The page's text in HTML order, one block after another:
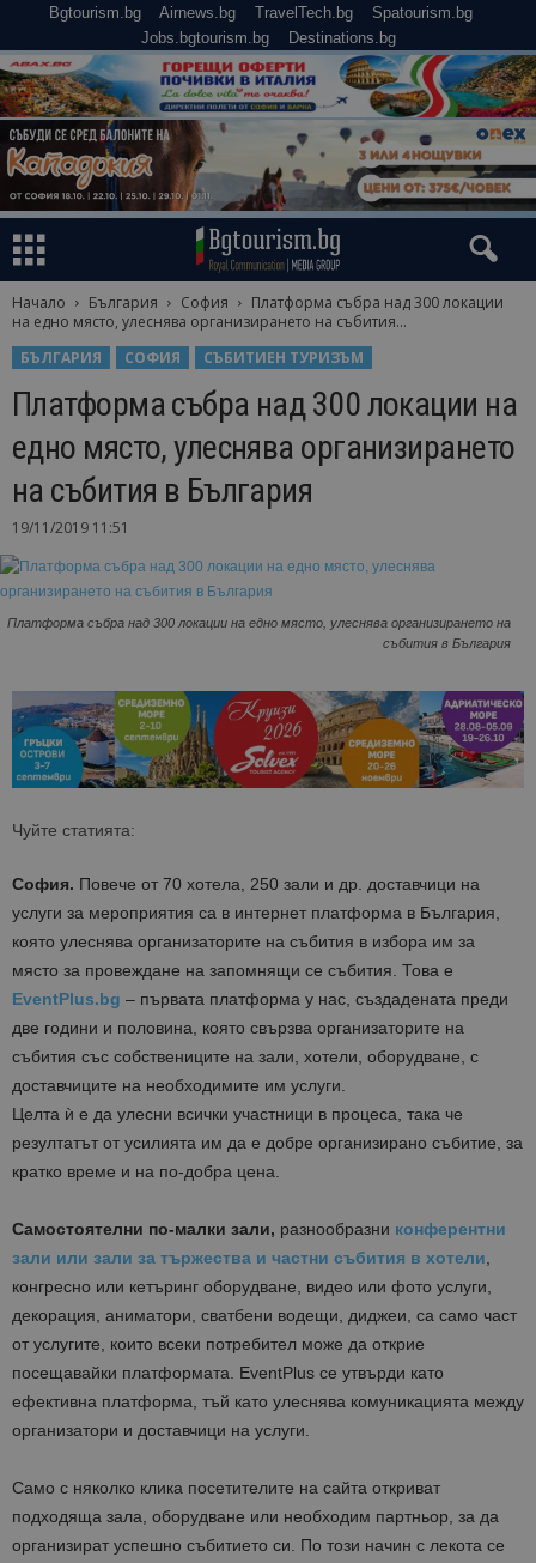
Bgtourism.bg Airnews.bg TravelTech.bg
Spatourism.bg
Jobs.bgtourism.bg
Destinations.bg
Начало България София
Платформа събра над 300 локации
на едно място, улеснява организирането на събития...
БЪЛГАРИЯ
СОФИЯ СЪБИТИЕН ТУРИЗЪМ
Платформа събра над 300 локации на
едно място, улеснява организирането
на събития в България
19/11/2019 11:51
Платформа събра над 300 локации на едно място, улеснява организирането на
събития в България
Чуйте статията:
София. Повече от 70 хотела, 250 зали и др. доставчици на
услуги за мероприятия са в интернет платформа в България,
която улеснява организаторите на събития в избора им за
място за провеждане на запомнящи се събития. Това е
EventPlus.bg – първата платформа у нас, създадената преди
две години и половина, която свързва организаторите на
събития със собствениците на зали, хотели, оборудване, с
доставчиците на необходимите им услуги.
Целта ѝ е да улесни всички участници в процеса, така че
резултатът от усилията им да е добре организирано събитие, за
кратко време и на по-добра цена.
Самостоятелни по-малки зали, разнообразни конферентни
зали или зали за тържества и частни събития в хотели,
конгресно или кетъринг оборудване, видео или фото услуги,
декорация, аниматори, сватбени водещи, диджеи, са само част
от услугите, които всеки потребител може да открие
посещавайки платформата. EventPlus се утвърди като
ефективна платформа, тъй като улеснява комуникацията между
организатори и доставчици на услуги.
Само с няколко клика посетителите на сайта откриват
подходяща зала, оборудване или необходим партньор, за да
организират успешно събитието си. По този начин с лекота се